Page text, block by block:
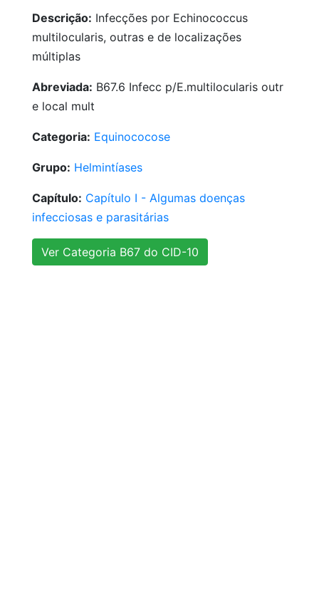
Descrição: Infecções por Echinococcus
multilocularis, outras e de localizações
múltiplas
Abreviada: B67.6 Infecc p/E.multilocularis outr
e local mult
Categoria: Equinococose
Grupo: Helmintíases
Capítulo: Capítulo I - Algumas doenças
infecciosas e parasitárias
Ver Categoria B67 do CID-10